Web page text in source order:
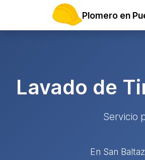
Plomero en
Lavado de
Servicio
En San